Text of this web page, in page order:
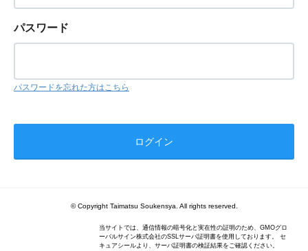
パスワード
パスワードを忘れた方はこちら
© Copyright Taimatsu Soukensya. All rights reserved.
当サイトでは、通信情報の暗号化と実在性の証明のため、GMOグロ
ーバルサイン株式会社のSSLサーバ証明書を使用しております。 セ
キュアシールより、サーバ証明書の検証結果をご確認ください。